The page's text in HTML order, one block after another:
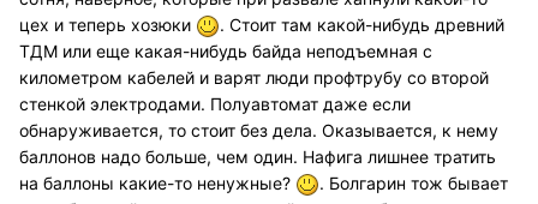
цех и теперь хозюки
. Стоит там какой-нибудь древний
ТДМ или еще какая-нибудь байда неподъемная с
километром кабелей и варят люди профтрубу со второй
стенкой электродами. Полуавтомат даже если
обнаруживается, то стоит без дела. Оказывается, к нему
баллонов надо больше, чем один. Нафига лишнее тратить
на баллоны какие-то ненужные?
. Болгарин тож бывает